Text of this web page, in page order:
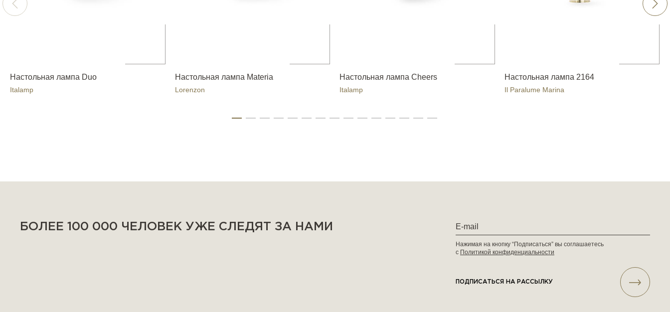
Настольная лампа Duo
Italamp
Настольная лампа Materia
Lorenzon
Настольная лампа Cheers
Italamp
Настольная лампа 2164
Il Paralume Marina
БОЛЕЕ 100 000 ЧЕЛОВЕК УЖЕ СЛЕДЯТ ЗА НАМИ
Нажимая на кнопку “Подписаться” вы соглашаетесь
с Политикой конфиденциальности
ПОДПИСАТЬСЯ НА РАССЫЛКУ